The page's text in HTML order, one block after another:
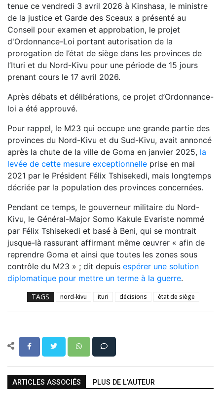
tenue ce vendredi 3 avril 2026 à Kinshasa, le ministre
de la justice et Garde des Sceaux a présenté au
Conseil pour examen et approbation, le projet
d'Ordonnance-Loi portant autorisation de la
prorogation de l’état de siège dans les provinces de
l’Ituri et du Nord-Kivu pour une période de 15 jours
prenant cours le 17 avril 2026.
Après débats et délibérations, ce projet d’Ordonnance-
loi a été approuvé.
Pour rappel, le M23 qui occupe une grande partie des
provinces du Nord-Kivu et du Sud-Kivu, avait annoncé
après la chute de la ville de Goma en janvier 2025, la
levée de cette mesure exceptionnelle prise en mai
2021 par le Président Félix Tshisekedi, mais longtemps
décriée par la population des provinces concernées.
Pendant ce temps, le gouverneur militaire du Nord-
Kivu, le Général-Major Somo Kakule Evariste nommé
par Félix Tshisekedi et basé à Beni, qui se montrait
jusque-là rassurant affirmant même œuvrer « afin de
reprendre Goma et ainsi que toutes les zones sous
contrôle du M23 » ; dit depuis espérer une solution
diplomatique pour mettre un terme à la guerre.
TAGS nord-kivu ituri décisions état de siège
ARTICLES ASSOCIÉS PLUS DE L'AUTEUR